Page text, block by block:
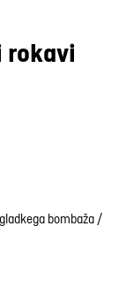
rokavi
bombaža /